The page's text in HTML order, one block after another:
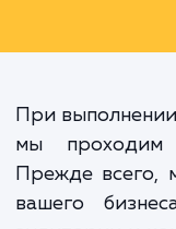
конечном
бренда и,